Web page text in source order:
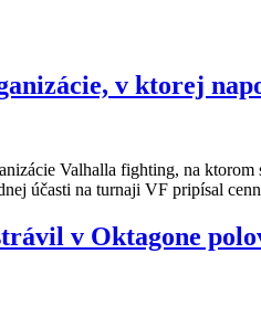
v ktorej
Valhalla fighting, na
účasti na turnaji VF pripísal
v Oktagone